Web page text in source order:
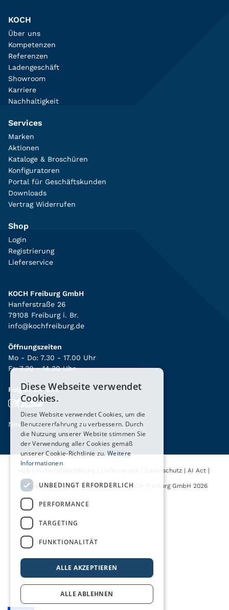
KOCH
Über uns
Kompetenzen
Referenzen
Ladengeschäft
Showroom
Karriere
Nachhaltigkeit
Services
Marken
Aktionen
Kataloge & Broschüren
Konfiguratoren
Portal für Geschäftskunden
Downloads
Vertrag Widerrufen
Shop
Login
Registrierung
Lieferservice
KOCH Freiburg GmbH
Hanferstraße 26
79108 Freiburg i. Br.
info@kochfreiburg.de
Öffnungszeiten
Mo - Do: 7.30 - 17.00 Uhr
Fr: 7.30 - 14.30 Uhr
Folgen Sie uns
Newsletter abonnieren →
Datenschutz | AI Act |
Impressum|Cookie Richtlinien |© KOCH Freiburg GmbH 2026
Diese Webseite verwendet
Cookies.
Diese Website verwendet Cookies, um die
Benutzererfahrung zu verbessern. Durch
die Nutzung unserer Website stimmen Sie
der Verwendung aller Cookies gemäß
unserer Cookie-Richtlinie zu.Weitere
Informationen
UNBEDINGT ERFORDERLICH
PERFORMANCE
TARGETING
FUNKTIONALITÄT
ALLE AKZEPTIEREN
ALLE ABLEHNEN